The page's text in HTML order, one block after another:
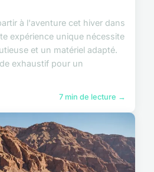
à l'aventure cet hiver dans
expérience unique nécessite
et un matériel adapté.
exhaustif pour un
7 min de lecture →